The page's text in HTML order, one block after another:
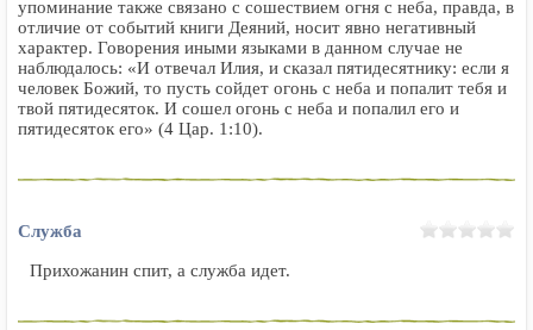
упоминание также связано с сошествием огня с неба, правда, в
отличие от событий книги Деяний, носит явно негативный
характер. Говорения иными языками в данном случае не
наблюдалось: «И отвечал Илия, и сказал пятидесятнику: если я
человек Божий, то пусть сойдет огонь с неба и попалит тебя и
твой пятидесяток. И сошел огонь с неба и попалил его и
пятидесяток его» (4 Цар. 1:10).
Служба
Прихожанин спит, а служба идет.